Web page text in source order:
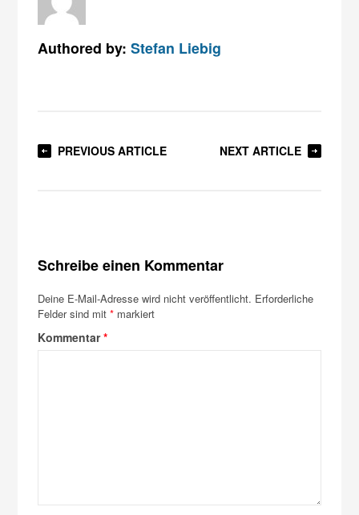
Authored by:Stefan Liebig
PREVIOUS ARTICLE NEXT ARTICLE
Schreibe einen Kommentar
Deine E-Mail-Adresse wird nicht veröffentlicht. Erforderliche
Felder sind mit* markiert
Kommentar*